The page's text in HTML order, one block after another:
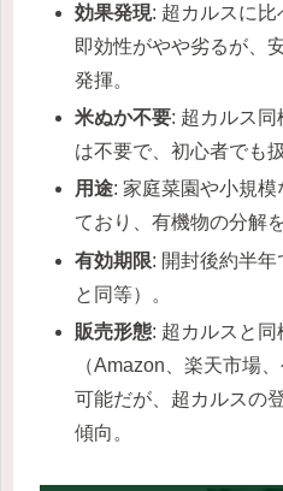
効果発現: 超カルスに
即効性がやや劣るが、
発揮。
米ぬか不要: 超カルス
は不要で、初心者でも
用途: 家庭菜園や小規
ており、有機物の分解
有効期限: 開封後約半
と同等）。
販売形態: 超カルスと
（Amazon、楽天市場
可能だが、超カルスの
傾向。